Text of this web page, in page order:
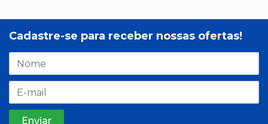
Cadastre-se para receber nossas ofertas!